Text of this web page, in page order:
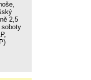
2,5
soboty